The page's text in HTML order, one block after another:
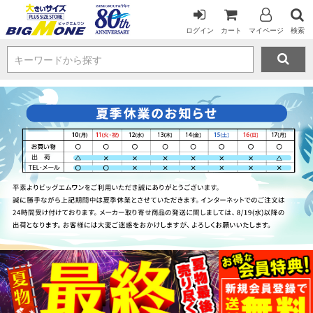
ログイン カート マイページ 検索
キーワードから探す